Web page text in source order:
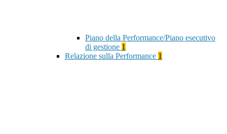
Piano della Performance/Piano esecutivo
di gestione 1
Relazione sulla Performance 1